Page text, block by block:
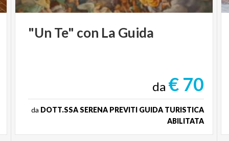
"Un Te" con La Guida
da € 70
da DOTT.SSA SERENA PREVITI GUIDA TURISTICA
ABILITATA